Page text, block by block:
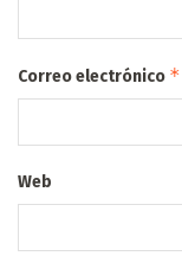
Correo electrónico *
Web